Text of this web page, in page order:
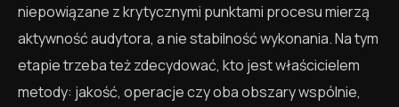
niepowiązane z krytycznymi punktami procesu mierzą
aktywność audytora, a nie stabilność wykonania. Na tym
etapie trzeba też zdecydować, kto jest właścicielem
metody: jakość, operacje czy oba obszary wspólnie,